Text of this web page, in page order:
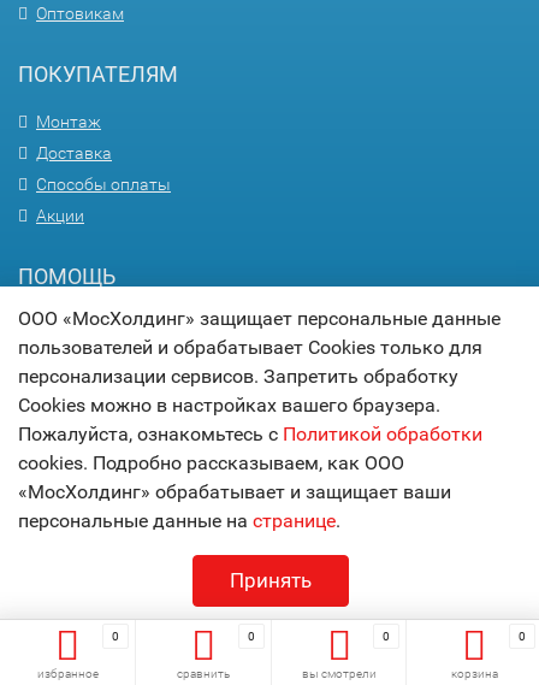
Оптовикам
ПОКУПАТЕЛЯМ
Монтаж
Доставка
Способы оплаты
Акции
ПОМОЩЬ
Вопрос-ответ
Гарантия
Статьи
Карта сайта
МОСХОЛДИНГ
технологии комфорта
ООО «МосХолдинг» защищает персональные данные
пользователей и обрабатывает Cookies только для
персонализации сервисов. Запретить обработку
Cookies можно в настройках вашего браузера.
Пожалуйста, ознакомьтесь с Политикой обработки
cookies. Подробно рассказываем, как ООО
«МосХолдинг» обрабатывает и защищает ваши
персональные данные на странице.
Принять
0
избранное
0
сравнить
0
вы смотрели
0
корзина